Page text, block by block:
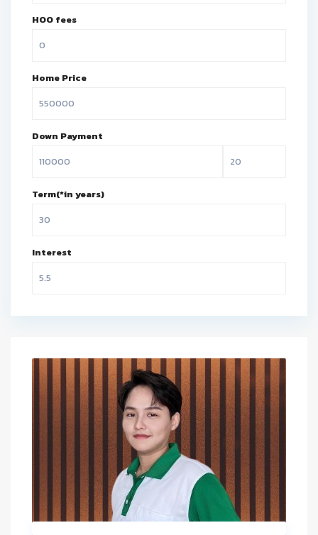
HOO fees
Home Price
Down Payment
Term(*in years)
Interest